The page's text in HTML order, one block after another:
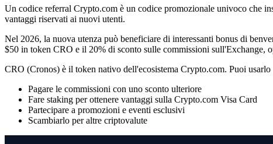
Un codice referral Crypto.com è un codice promozionale univoco che
vantaggi riservati ai nuovi utenti.
Nel 2026, la nuova utenza può beneficiare di interessanti bonus di
$50 in token CRO e il 20% di sconto sulle commissioni sull'Exchange,
CRO (Cronos) è il token nativo dell'ecosistema Crypto.com. Puoi usarlo
Pagare le commissioni con uno sconto ulteriore
Fare staking per ottenere vantaggi sulla Crypto.com Visa Card
Partecipare a promozioni e eventi esclusivi
Scambiarlo per altre criptovalute